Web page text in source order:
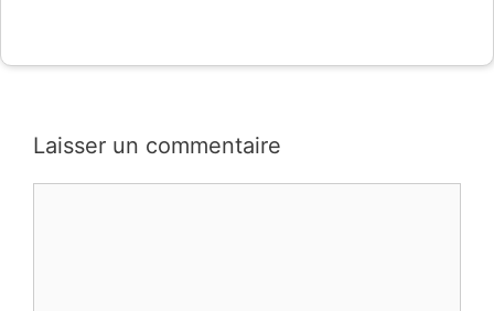
Laisser un commentaire